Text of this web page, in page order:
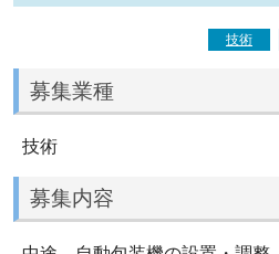
技術
募集業種
技術
募集内容